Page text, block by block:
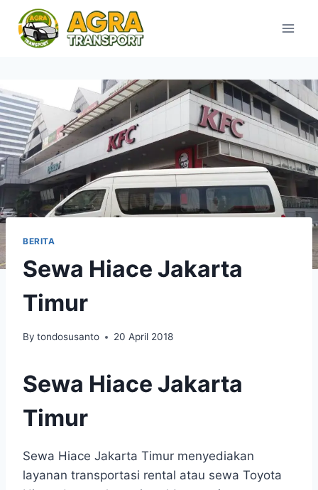
content
BERITA
Sewa Hiace Jakarta
Timur
By tondosusanto 20 April 2018
Sewa Hiace Jakarta
Timur
Sewa Hiace Jakarta Timur menyediakan
layanan transportasi rental atau sewa Toyota